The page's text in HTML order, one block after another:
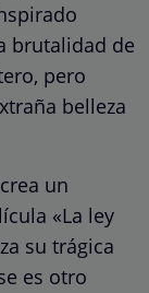
brutalidad de
pero
belleza
un
«La ley
su trágica
es otro